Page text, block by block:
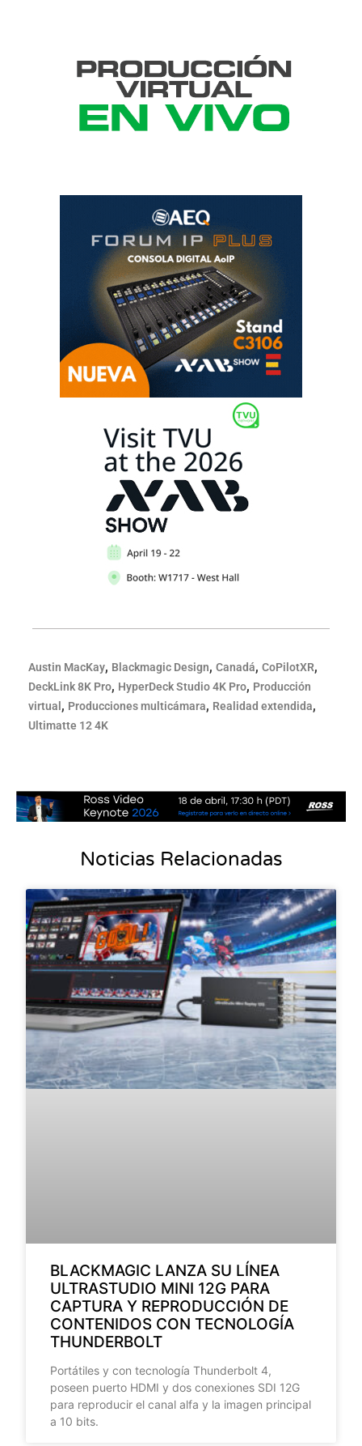
Austin MacKay, Blackmagic Design, Canadá, CoPilotXR,
DeckLink 8K Pro, HyperDeck Studio 4K Pro, Producción
virtual , Producciones multicámara, Realidad extendida,
Ultimatte 12 4K
Noticias Relacionadas
BLACKMAGIC LANZA SU LÍNEA
ULTRASTUDIO MINI 12G PARA
CAPTURA Y REPRODUCCIÓN DE
CONTENIDOS CON TECNOLOGÍA
THUNDERBOLT
Portátiles y con tecnología Thunderbolt 4,
poseen puerto HDMI y dos conexiones SDI 12G
para reproducir el canal alfa y la imagen principal
a 10 bits.